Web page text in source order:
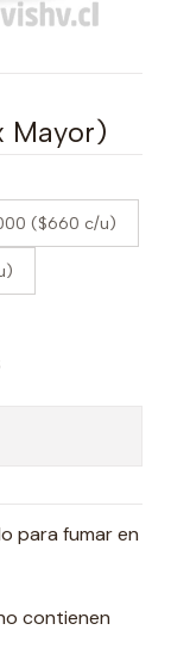
Mayor)
($660 c/u)
para fumar en
contienen